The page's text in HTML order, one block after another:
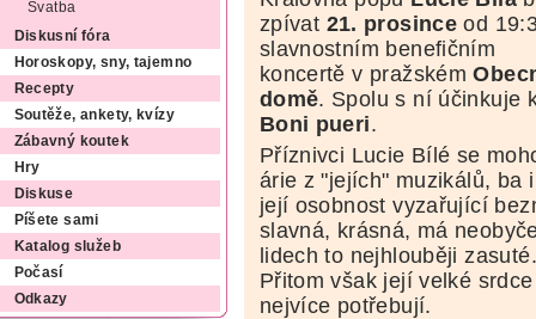
Svatba
Diskusní fóra
Horoskopy, sny, tajemno
Recepty
Soutěže, ankety, kvízy
Zábavný koutek
Hry
Diskuse
Píšete sami
Katalog služeb
Počasí
Odkazy
zpívat 21. prosince od
slavnostním benefičním
koncertě v pražském
domě. Spolu s ní účinkuje
Boni pueri.
Příznivci Lucie Bílé se
árie z "jejích" muzikálů, ba
její osobnost vyzařující
slavná, krásná, má
lidech to nejhlouběji
Přitom však její velké
nejvíce potřebují.